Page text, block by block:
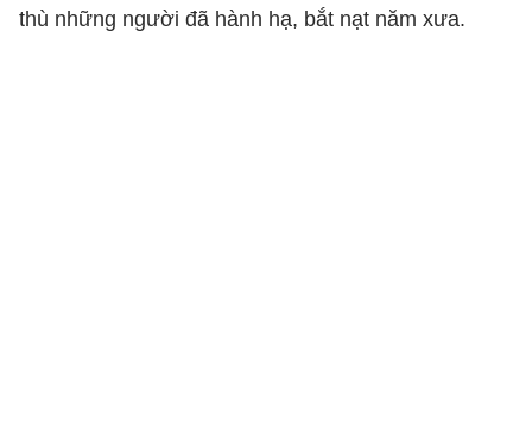
thù những người đã hành hạ, bắt nạt năm xưa.